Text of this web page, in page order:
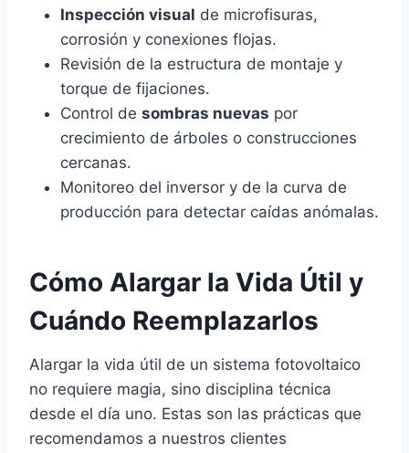
Inspección visual de microfisuras,
corrosión y conexiones flojas.
Revisión de la estructura de montaje y
torque de fijaciones.
Control de sombras nuevas por
crecimiento de árboles o construcciones
cercanas.
Monitoreo del inversor y de la curva de
producción para detectar caídas anómalas.
Cómo Alargar la Vida Útil y
Cuándo Reemplazarlos
Alargar la vida útil de un sistema fotovoltaico
no requiere magia, sino disciplina técnica
desde el día uno. Estas son las prácticas que
recomendamos a nuestros clientes